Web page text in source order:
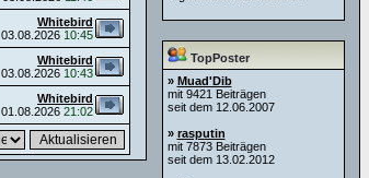
Whitebird
03.08.2026 10:45
Whitebird
03.08.2026 10:43
Whitebird
01.08.2026 21:02
TopPoster
» Muad'Dib
mit 9421 Beiträgen
seit dem 12.06.2007
» rasputin
mit 7873 Beiträgen
seit dem 13.02.2012